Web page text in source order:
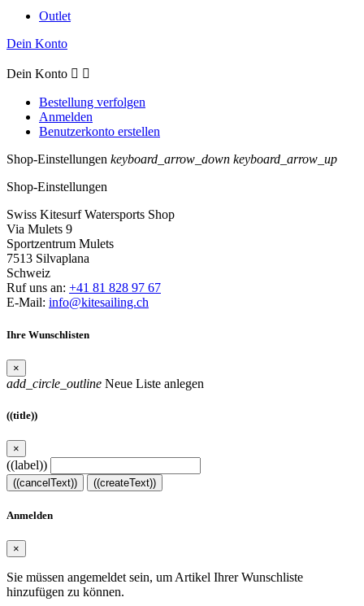
Outlet
Dein Konto
Dein Konto  
Bestellung verfolgen
Anmelden
Benutzerkonto erstellen
Shop-Einstellungen keyboard_arrow_down keyboard_arrow_up
Shop-Einstellungen
Swiss Kitesurf Watersports Shop
Via Mulets 9
Sportzentrum Mulets
7513 Silvaplana
Schweiz
Ruf uns an: +41 81 828 97 67
E-Mail: info@kitesailing.ch
Ihre Wunschlisten
×
add_circle_outline Neue Liste anlegen
((title))
×
((label))
((cancelText)) ((createText))
Anmelden
×
Sie müssen angemeldet sein, um Artikel Ihrer Wunschliste
hinzufügen zu können.